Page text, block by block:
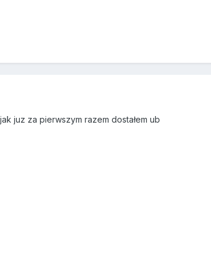
juz za pierwszym razem dostałem ub